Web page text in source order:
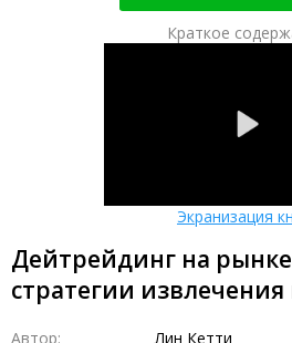
Краткое
Экранизация
Дейтрейдинг на рынке
стратегии
Автор: Лин Кетти